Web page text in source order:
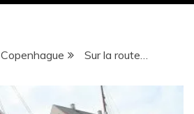
Copenhague Sur la route…